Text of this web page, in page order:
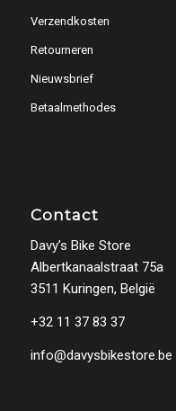
Verzendkosten
Retourneren
Nieuwsbrief
Betaalmethodes
Contact
Davy’s Bike Store
Albertkanaalstraat 75a
3511 Kuringen, België
+32 11 37 83 37
info@davysbikestore.be